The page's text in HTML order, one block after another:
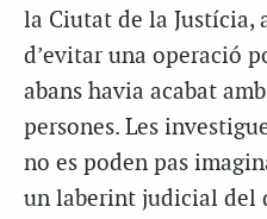
la Ciutat de la Justícia,
d’evitar una operació
abans havia acabat
persones. Les
no es poden pas
un laberint judicial del